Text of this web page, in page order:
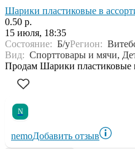
Шарики пластиковые в
0.50 р.
15 июля, 18:35
Состояние: Б/уРегион:
Вид: Спорттовары и мячи,
Продам Шарики пластиковые
N
nemoДобавить отзыв